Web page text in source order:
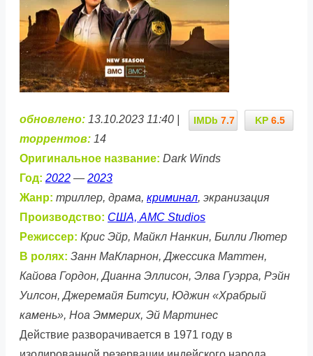
KP 6.5
IMDb 7.7
обновлено: 13.10.2023 11:40 |
торрентов: 14
Оригинальное название: Dark Winds
Год: 2022 — 2023
Жанр: триллер, драма, криминал, экранизация
Производство: США, AMC Studios
Режиссер: Крис Эйр, Майкл Нанкин, Билли Лютер
В ролях: Занн МаКларнон, Джессика Маттен,
Кайова Гордон, Дианна Эллисон, Элва Гуэрра, Рэйн
Уилсон, Джеремайя Битсуи, Юджин «Храбрый
камень», Ноа Эммерих, Эй Мартинес
Действие разворачивается в 1971 году в